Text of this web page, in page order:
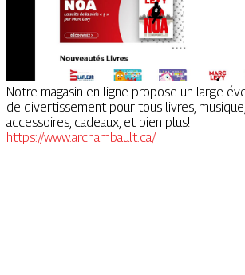
Notre magasin en ligne propose un large
de divertissement pour tous livres,
accessoires, cadeaux, et bien plus!
https://www.archambault.ca/